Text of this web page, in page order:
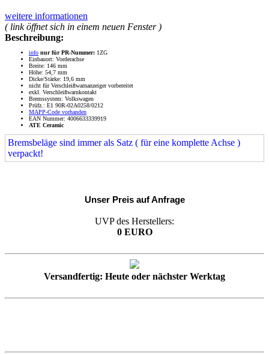
weitere informationen
( link öffnet sich in einem neuen Fenster )
Beschreibung:
info nur für PR-Nummer: 1ZG
Einbauort: Vorderachse
Breite: 146 mm
Höhe: 54,7 mm
Dicke/Stärke: 19,6 mm
nicht für Verschleißwarnanzeiger vorbereitet
exkl. Verschleißwarnkontakt
Bremssystem: Volkswagen
Prüfz.: E1 90R-02A0258/0212
MAPP-Code vorhanden
EAN Nummer: 4006633339919
ATE Ceramic
Bremsbeläge sind immer als Satz ( für eine komplette Achse )
verpackt!
Unser Preis auf Anfrage
UVP des Herstellers:
0 EURO
Versandfertig: Heute oder nächster Werktag